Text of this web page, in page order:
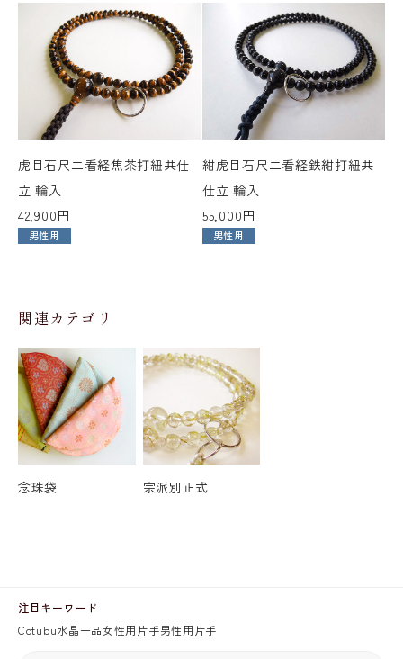
注目キーワード
Cotubu水晶一品女性用片手男性用片手
虎目石尺二看経焦茶打紐共仕
立 輪入
42,900円
男性用
紺虎目石尺二看経鉄紺打紐共
仕立 輪入
55,000円
男性用
関連カテゴリ
念珠袋 宗派別正式